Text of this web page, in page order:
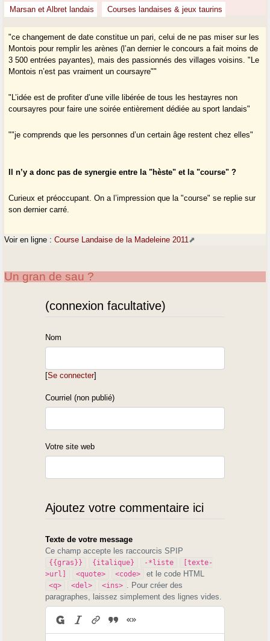
Marsan et Albret landais Courses landaises & jeux taurins
"ce changement de date constitue un pari, celui de ne pas miser sur les
Montois pour remplir les arènes (l’an dernier le concours a fait moins de
3 500 entrées payantes), mais des passionnés des villages voisins. "Le
Montois n’est pas vraiment un coursayre""
"L’idée est de profiter d’une ville libérée de tous les hestayres non
coursayres pour faire une soirée entièrement dédiée au sport landais"
""je comprends que les personnes d’un certain âge restent chez elles"
Il n’y a donc pas de synergie entre la "hèste" et la "course" ?
Curieux et préoccupant. On a l’impression que la "course" se replie sur
son dernier carré.
Voir en ligne :Course Landaise de la Madeleine 2011
Un gran de sau ?
(connexion facultative)
Nom
[Se connecter]
Courriel (non publié)
Votre site web
Ajoutez votre commentaire ici
Texte de votre message
Ce champ accepte les raccourcis SPIP
{{gras}} {italique} -*liste
[texte-
>url]
<quote> <code> et le code HTML
<q> <del> <ins>
. Pour créer des
paragraphes, laissez simplement des lignes vides.